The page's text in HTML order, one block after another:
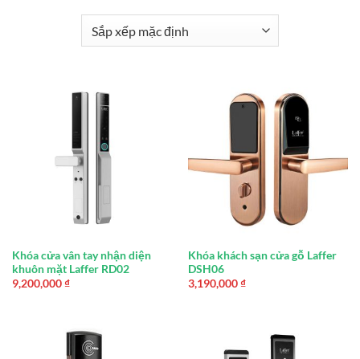
Khóa cửa vân tay nhận diện
khuôn mặt Laffer RD02
9,200,000 ₫
Khóa khách sạn cửa gỗ Laffer
DSH06
3,190,000 ₫